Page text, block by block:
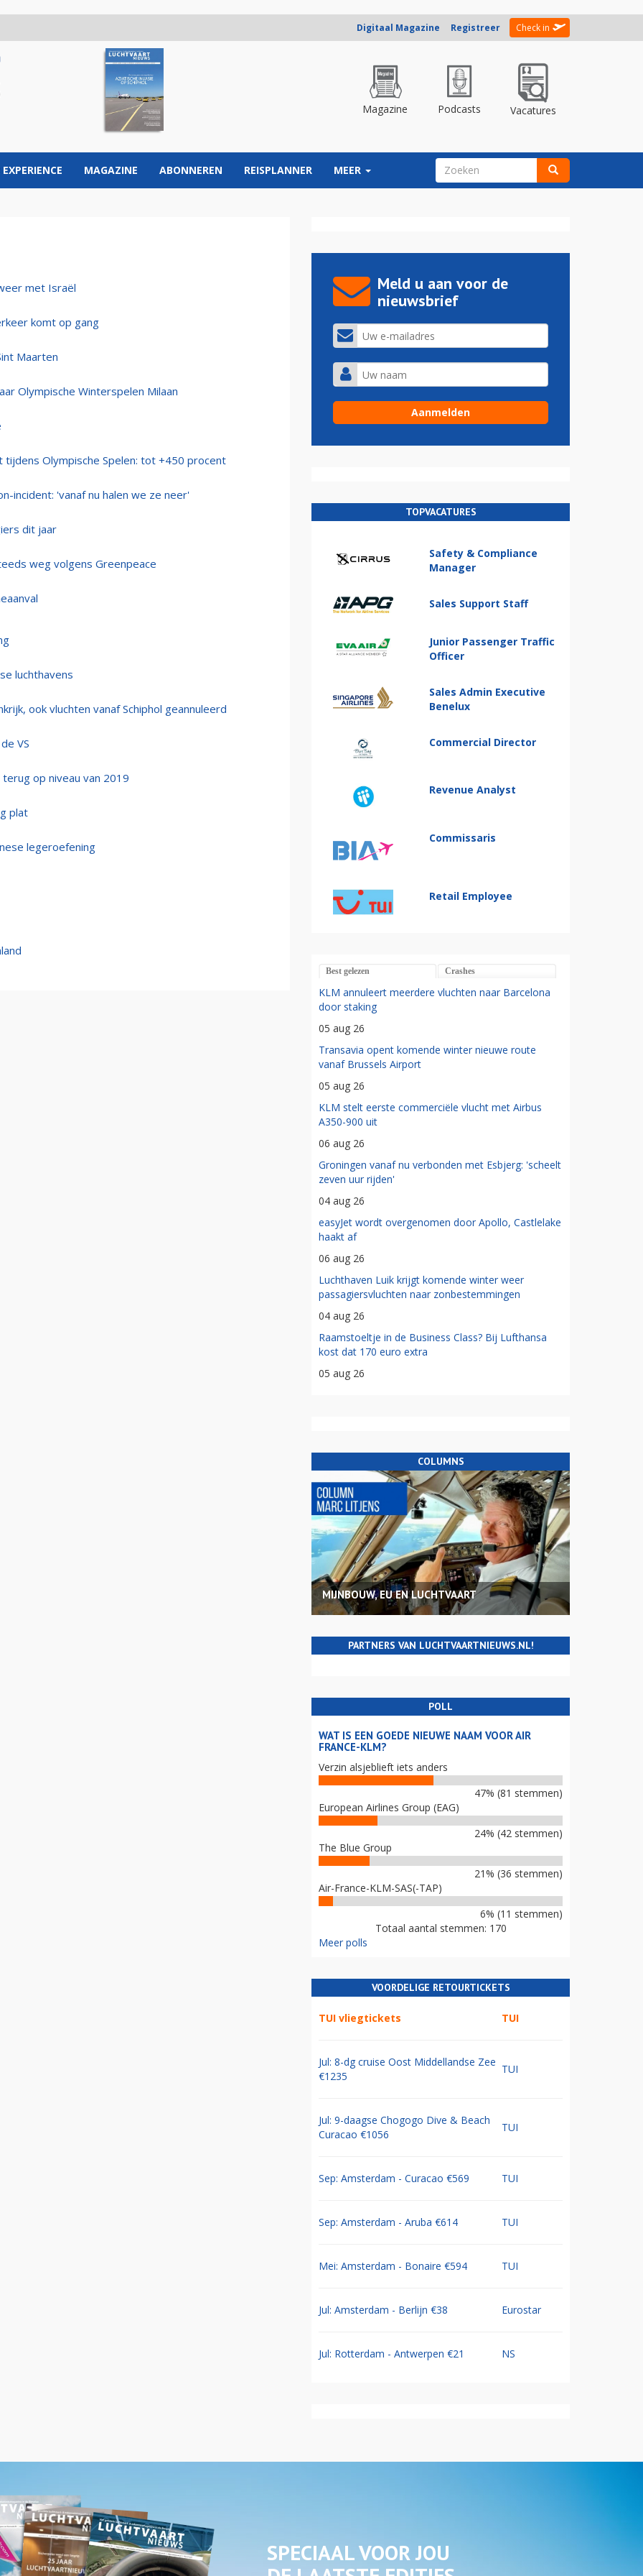
Digitaal Magazine Registreer Check in
Magazine Podcasts Vacatures
EXPERIENCE MAGAZINE ABONNEREN REISPLANNER MEER ZOEKVELD
met Israël
komt op gang
Maarten
Olympische Winterspelen Milaan
Olympische Spelen: tot +450 procent
incident: 'vanaf nu halen we ze neer'
dit jaar
weg volgens Greenpeace
luchthavens
ook vluchten vanaf Schiphol geannuleerd
VS
op niveau van 2019
plat
legeroefening
Meld u aan voor de
nieuwsbrief
TOPVACATURES
Safety & Compliance
Manager
Sales Support Staff
Junior Passenger Traffic
Officer
Sales Admin Executive
Benelux
Commercial Director
Revenue Analyst
Commissaris
Retail Employee
Best gelezen Crashes
KLM annuleert meerdere vluchten naar Barcelona
door staking
05 aug 26
Transavia opent komende winter nieuwe route
vanaf Brussels Airport
05 aug 26
KLM stelt eerste commerciële vlucht met Airbus
A350-900 uit
06 aug 26
Groningen vanaf nu verbonden met Esbjerg: 'scheelt
zeven uur rijden'
04 aug 26
easyJet wordt overgenomen door Apollo, Castlelake
haakt af
06 aug 26
Luchthaven Luik krijgt komende winter weer
passagiersvluchten naar zonbestemmingen
04 aug 26
Raamstoeltje in de Business Class? Bij Lufthansa
kost dat 170 euro extra
05 aug 26
COLUMNS
MIJNBOUW, EU EN LUCHTVAART
PARTNERS VAN LUCHTVAARTNIEUWS.NL!
POLL
WAT IS EEN GOEDE NIEUWE NAAM VOOR AIR
FRANCE-KLM?
Verzin alsjeblieft iets anders
47% (81 stemmen)
European Airlines Group (EAG)
24% (42 stemmen)
The Blue Group
21% (36 stemmen)
Air-France-KLM-SAS(-TAP)
6% (11 stemmen)
Totaal aantal stemmen: 170
Meer polls
VOORDELIGE RETOURTICKETS
TUI vliegtickets TUI
Jul: 8-dg cruise Oost Middellandse Zee
€1235
TUI
Jul: 9-daagse Chogogo Dive & Beach
Curacao €1056
TUI
Sep: Amsterdam - Curacao €569 TUI
Sep: Amsterdam - Aruba €614 TUI
Mei: Amsterdam - Bonaire €594 TUI
Jul: Amsterdam - Berlijn €38 Eurostar
Jul: Rotterdam - Antwerpen €21 NS
SPECIAAL VOOR JOU